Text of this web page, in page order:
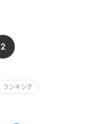
2
ランキング